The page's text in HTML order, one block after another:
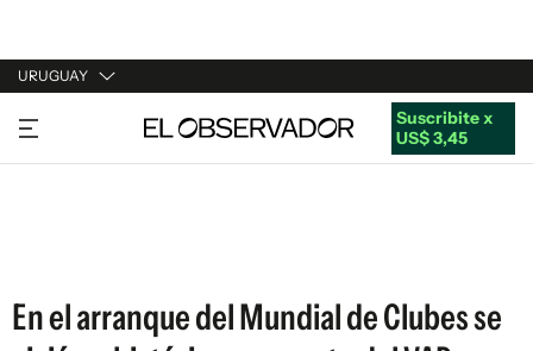
URUGUAY
URUGUAY
ARGENTINA
Suscribite x
US$ 3,45
En el arranque del Mundial de Clubes se